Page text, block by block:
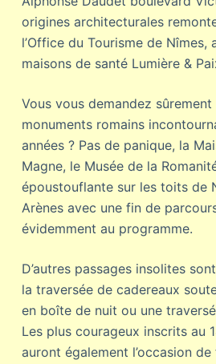
origines architecturales
l’Office du Tourisme de Nîmes,
maisons de santé Lumière &
Vous vous demandez
monuments romains
années ? Pas de panique, la
Magne, le Musée de la
époustouflante sur les toits de
Arènesavec une fin de
évidemment au programme.
D’autres passages insolites
la traversée de cadereaux
en boîte de nuit ou une
Les plus courageux inscrits au
auront également l’occasion